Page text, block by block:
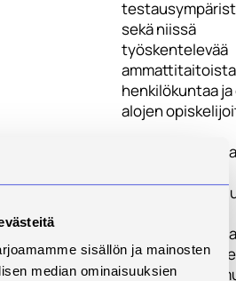
sisällön ja mainosten
median ominaisuuksien
sekä niissä
työskentelevää
ammattitaitoista
henkilökuntaa ja
alojen
Savonia tarjoaa
organisaatioille
yksiköissään.
Savonian